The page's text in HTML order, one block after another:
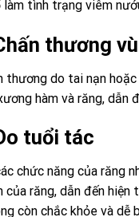
làm tình trạng viêm
thương
thương do tai nạn
hàm và răng, dẫn
tuổi tác
chức năng của răng
của răng, dẫn đến
còn chắc khỏe và dễ